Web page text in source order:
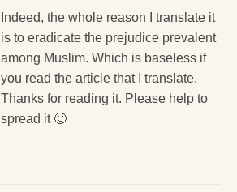
Indeed, the whole reason I translate it
is to eradicate the prejudice prevalent
among Muslim. Which is baseless if
you read the article that I translate.
Thanks for reading it. Please help to
spread it 🙂